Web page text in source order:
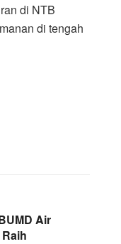
di NTB
di tengah
Air